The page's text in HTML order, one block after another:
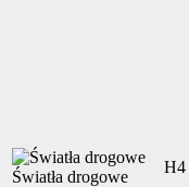
Światła drogowe
H4